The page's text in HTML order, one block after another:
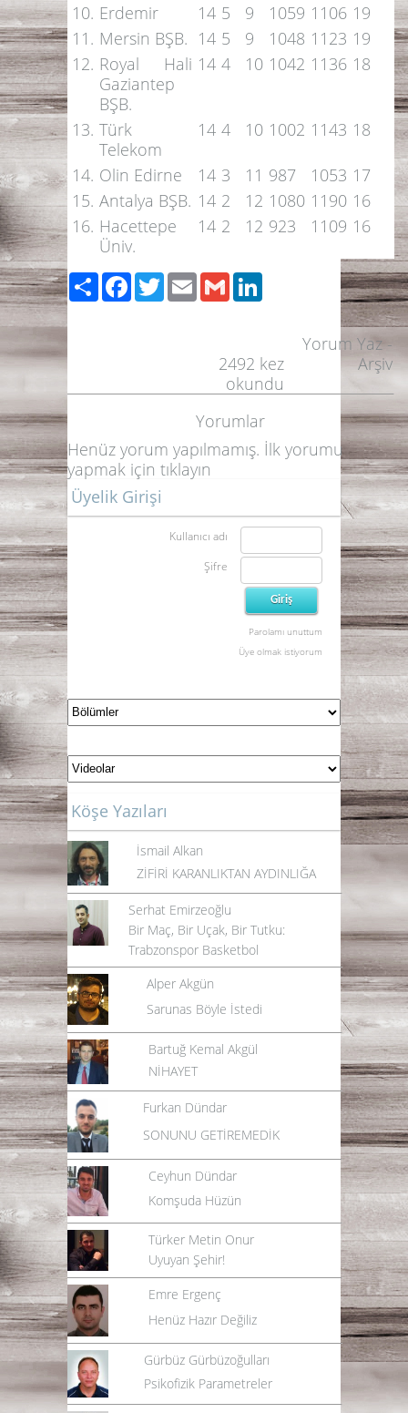
10. Erdemir 14 5 9 1059 1106 19
11. Mersin BŞB. 14 5 9 1048 1123 19
12. Royal Hali
Gaziantep
BŞB.
14 4 10 1042 1136 18
13. Türk
Telekom
14 4 10 1002 1143 18
14. Olin Edirne 14 3 11 987 1053 17
15. Antalya BŞB. 14 2 12 1080 1190 16
16. Hacettepe
Üniv.
14 2 12 923 1109 16
PaylaşFacebook
TwitterEmailGmail
Yorum Yaz -
Arşiv
2492 kez
okundu
Yorumlar
Henüz yorum yapılmamış. İlk yorumu
yapmak için tıklayın
Üyelik Girişi
Kullanıcı adı
Şifre
Parolamı unuttum
Üye olmak istiyorum
Köşe Yazıları
İsmail Alkan
ZİFİRİ KARANLIKTAN AYDINLIĞA
Serhat Emirzeoğlu
Bir Maç, Bir Uçak, Bir Tutku:
Trabzonspor Basketbol
Alper Akgün
Sarunas Böyle İstedi
Bartuğ Kemal Akgül
NİHAYET
Furkan Dündar
SONUNU GETİREMEDİK
Ceyhun Dündar
Komşuda Hüzün
Türker Metin Onur
Uyuyan Şehir!
Emre Ergenç
Henüz Hazır Değiliz
Gürbüz Gürbüzoğulları
Psikofizik Parametreler